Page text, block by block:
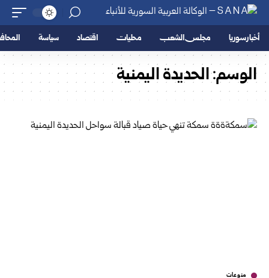
أخبار سوريا مجلس الشعب محليات اقتصاد سياسة
الوسم:الحديدة اليمنية
منوعات